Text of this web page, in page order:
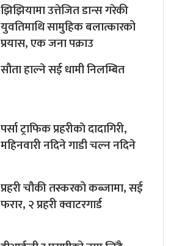
झिझियामा उत्तेजित डान्स गरेकी
युवतिमाथि सामुहिक बलात्कारको
प्रयास, एक जना पक्राउ
सौता हाल्ने सई धामी निलम्बित
पर्सा ट्राफिक प्रहरीकाे दादागिरी,
महिनवारी नदिने गाडी चल्न नदिने
प्रहरी चौकी तस्करको कब्जामा, सई
फरार, २ प्रहरी क्वाटरगार्ड